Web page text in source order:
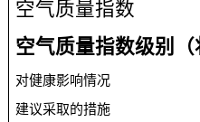
空气质量指数
空气质量指数级别
对健康影响情况
建议采取的措施